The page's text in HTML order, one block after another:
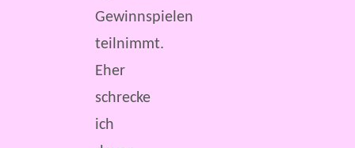
Gewinnspielen
teilnimmt.
Eher
schrecke
ich